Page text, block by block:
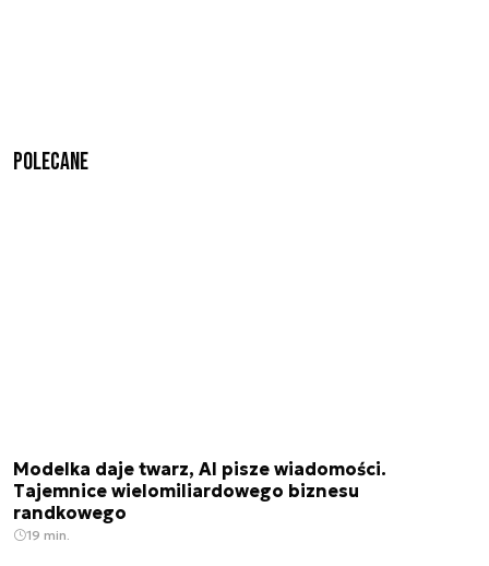
Polecane
Modelka daje twarz, AI pisze wiadomości.
Tajemnice wielomiliardowego biznesu
randkowego
19 min.